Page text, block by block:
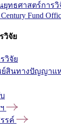
ทธศาสตร์การวิ
Century Fund
วิจัย
วิจัย
สินทางปัญญาแ
รค์